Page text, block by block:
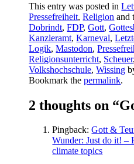
This entry was posted in
Pressefreiheit,Religion and
Dobrindt,FDP,Gott,
Kanzleramt,Karneval,
Logik,Mastodon,
Religionsunterricht, Scheuer
Volkshochschule,Wissing
Bookmark thepermalink.
2 thoughts on “
Pingback:Gott &
Wunder: Just do it! –
climate topics